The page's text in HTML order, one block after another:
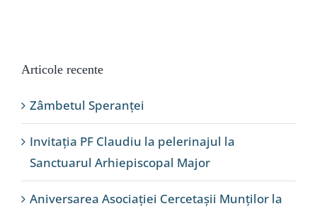
Articole recente
Zâmbetul Speranței
Invitația PF Claudiu la pelerinajul la
Sanctuarul Arhiepiscopal Major
Aniversarea Asociației Cercetașii Munților la